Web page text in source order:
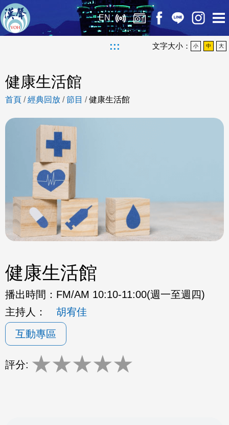
EN
::: 文字大小： 小 中 大
健康生活館
首頁 /經典回放 /節目 /健康生活館
健康生活館
播出時間： FM/AM 10:10-11:00(週一至週四)
主持人：
胡宥佳
互動專區
評分: ★★★★★